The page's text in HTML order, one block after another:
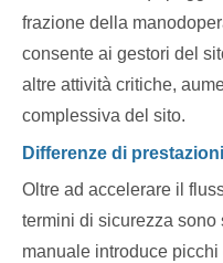
frazione della
consente ai gestori del
altre attività critiche,
complessiva del sito.
Differenze di
Oltre ad accelerare il
termini di sicurezza
manuale introduce